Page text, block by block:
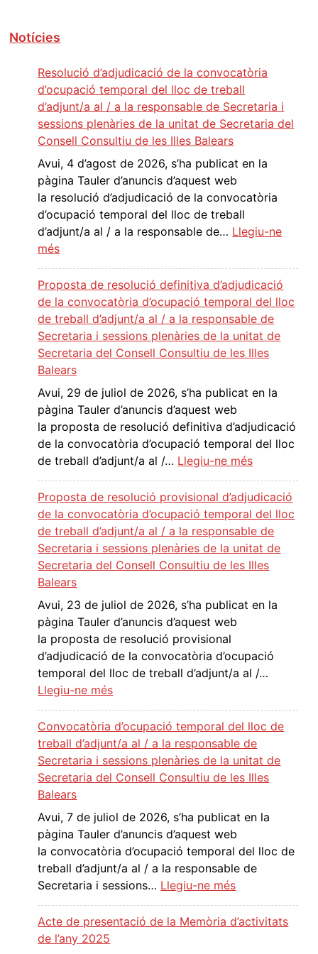
iNotícies
Resolució d’adjudicació de la convocatòria
d’ocupació temporal del lloc de treball
d’adjunt/a al / a la responsable de Secretaria i
sessions plenàries de la unitat de Secretaria del
Consell Consultiu de les Illes Balears
Avui, 4 d’agost de 2026, s’ha publicat en la
pàgina Tauler d’anuncis d’aquest web
la resolució d’adjudicació de la convocatòria
d’ocupació temporal del lloc de treball
d’adjunt/a al / a la responsable de… Llegiu-ne
més:
e
s
o
l
u
c
ó
d
’
a
d
j
u
d
i
c
a
c
i
ó
d
e
l
a
c
o
n
v
o
c
a
t
r
i
a
’
o
Proposta de resolució definitiva d’adjudicació
de la convocatòria d’ocupació temporal del lloc
de treball d’adjunt/a al / a la responsable de
Secretaria i sessions plenàries de la unitat de
Secretaria del Consell Consultiu de les Illes
Balears
Avui, 29 de juliol de 2026, s’ha publicat en la
pàgina Tauler d’anuncis d’aquest web
la proposta de resolució definitiva d’adjudicació
de la convocatòria d’ocupació temporal del lloc
de treball d’adjunt/a al /… Llegiu-ne més:
r
o
p
o
s
d
e
s
l
u
c
i
ó
e
i
n
t
i
Proposta de resolució provisional d’adjudicació
de la convocatòria d’ocupació temporal del lloc
de treball d’adjunt/a al / a la responsable de
Secretaria i sessions plenàries de la unitat de
Secretaria del Consell Consultiu de les Illes
Balears
Avui, 23 de juliol de 2026, s’ha publicat en la
pàgina Tauler d’anuncis d’aquest web
la proposta de resolució provisional
d’adjudicació de la convocatòria d’ocupació
temporal del lloc de treball d’adjunt/a al /…
Llegiu-ne més:
r
o
p
o
a
d
e
r
e
s
o
Convocatòria d’ocupació temporal del lloc de
treball d’adjunt/a al / a la responsable de
Secretaria i sessions plenàries de la unitat de
Secretaria del Consell Consultiu de les Illes
Balears
Avui, 7 de juliol de 2026, s’ha publicat en la
pàgina Tauler d’anuncis d’aquest web
la convocatòria d’ocupació temporal del lloc de
treball d’adjunt/a al / a la responsable de
Secretaria i sessions… Llegiu-ne més:
o
Acte de presentació de la Memòria d’activitats
de l’any 2025